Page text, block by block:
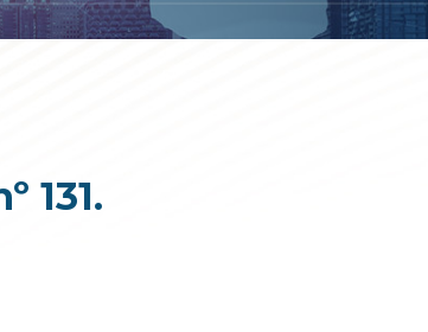
131.